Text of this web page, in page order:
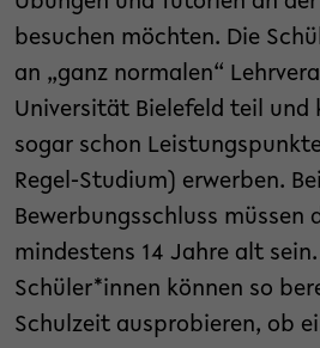
besuchen möchten. Die
an „ganz normalen“
Universität Bielefeld teil und
sogar schon
Regel-Studium) erwerben. Bei
Bewerbungsschluss müssen
mindestens 14 Jahre alt
Schüler*innen können so
Schulzeit ausprobieren, ob